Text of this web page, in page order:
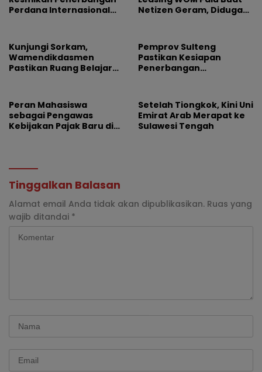
Perdana Internasional
Netizen Geram, Diduga
Kunjungi Sorkam,
Wamendikdasmen
Pastikan Ruang Belajar
Pemprov Sulteng
Pastikan Kesiapan
Penerbangan
Peran Mahasiswa
sebagai Pengawas
Kebijakan Pajak Baru di
Setelah Tiongkok, Kini Uni
Emirat Arab Merapat ke
Sulawesi Tengah
Tinggalkan Balasan
Alamat email Anda tidak akan dipublikasikan. Ruas yang
wajib ditandai *